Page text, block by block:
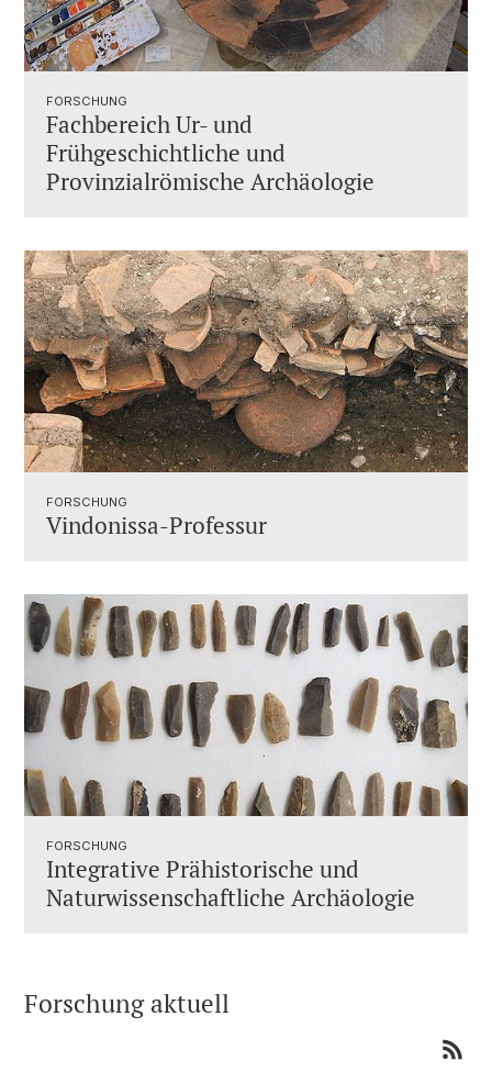
FORSCHUNG
Fachbereich Ur- und
Frühgeschichtliche und
Provinzialrömische Archäologie
FORSCHUNG
Vindonissa-Professur
FORSCHUNG
Integrative Prähistorische und
Naturwissenschaftliche Archäologie
Forschung aktuell